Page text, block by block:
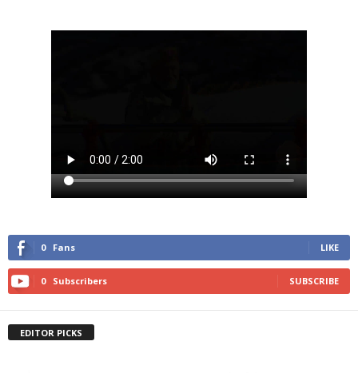
0 Fans LIKE
0 Subscribers SUBSCRIBE
EDITOR PICKS